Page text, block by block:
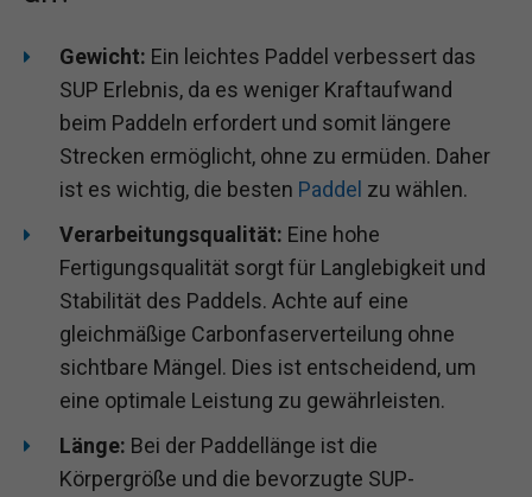
Gewicht: Ein leichtes Paddel verbessert das
SUP Erlebnis, da es weniger Kraftaufwand
beim Paddeln erfordert und somit längere
Strecken ermöglicht, ohne zu ermüden. Daher
ist es wichtig, die besten Paddel zu wählen.
Verarbeitungsqualität: Eine hohe
Fertigungsqualität sorgt für Langlebigkeit und
Stabilität des Paddels. Achte auf eine
gleichmäßige Carbonfaserverteilung ohne
sichtbare Mängel. Dies ist entscheidend, um
eine optimale Leistung zu gewährleisten.
Länge: Bei der Paddellänge ist die
Körpergröße und die bevorzugte SUP-